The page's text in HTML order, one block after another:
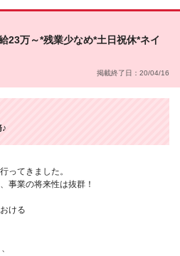
23万～*残業少なめ*土日祝休*ネイ
掲載終了日：20/04/16
ってきました。
事業の将来性は抜群！
ける